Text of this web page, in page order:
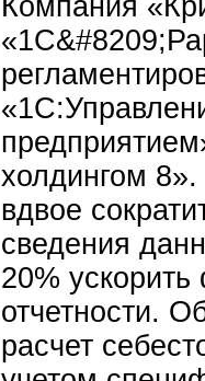
Компания
холдингом
вдвое
сведения
20%
отчетности.
расчет